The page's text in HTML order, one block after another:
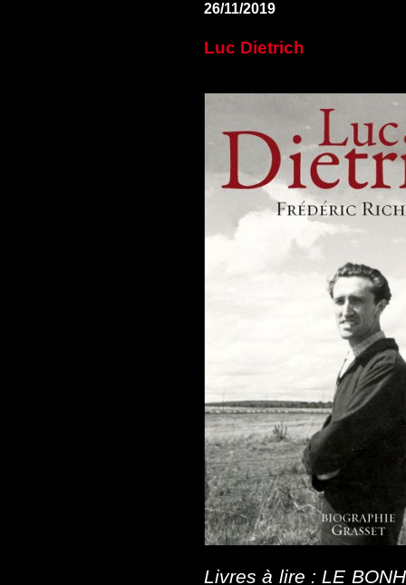
26/11/2019
Luc Dietrich
Livres à lire : LE